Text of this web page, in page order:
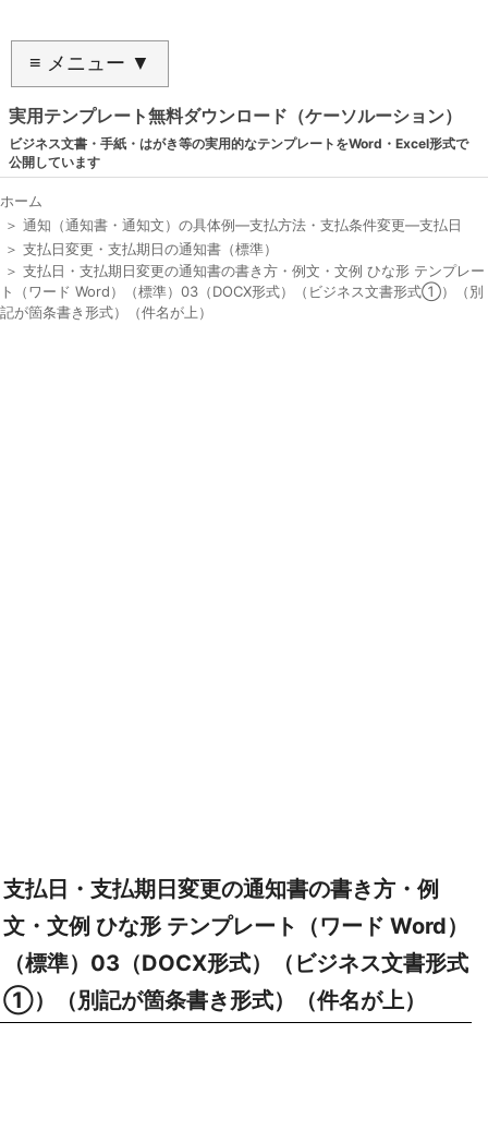
≡ メニュー ▼
実用テンプレート無料ダウンロード（ケーソルーション）
ビジネス文書・手紙・はがき等の実用的なテンプレートをWord・Excel形式で
公開しています
ホーム
＞ 通知（通知書・通知文）の具体例―支払方法・支払条件変更―支払日
＞ 支払日変更・支払期日の通知書（標準）
＞ 支払日・支払期日変更の通知書の書き方・例文・文例 ひな形 テンプレー
ト（ワード Word）（標準）03（DOCX形式）（ビジネス文書形式①）（別
記が箇条書き形式）（件名が上）
支払日・支払期日変更の通知書の書き方・例
文・文例 ひな形 テンプレート（ワード Word）
（標準）03（DOCX形式）（ビジネス文書形式
①）（別記が箇条書き形式）（件名が上）